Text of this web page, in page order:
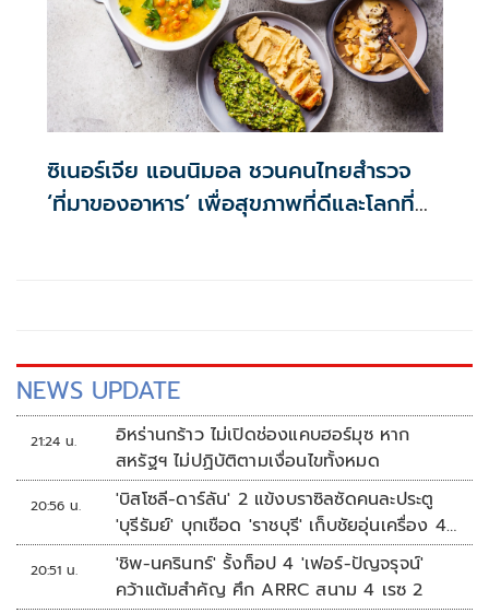
ซิเนอร์เจีย แอนนิมอล ชวนคนไทยสำรวจ
‘ที่มาของอาหาร’ เพื่อสุขภาพที่ดีและโลกที่
NEWS UPDATE
21:24 น.
อิหร่านกร้าว ไม่เปิดช่องแคบฮอร์มุซ หาก
สหรัฐฯ ไม่ปฏิบัติตามเงื่อนไขทั้งหมด
20:56 น.
'บิสโซลี-ดาร์ลัน' 2 แข้งบราซิลซัดคนละประตู
'บุรีรัมย์' บุกเชือด 'ราชบุรี' เก็บชัยอุ่นเครื่อง 4
นัดรวด
20:51 น.
'ชิพ-นครินทร์' รั้งท็อป 4 'เฟอร์-ปัญจรุจน์'
คว้าแต้มสำคัญ ศึก ARRC สนาม 4 เรซ 2